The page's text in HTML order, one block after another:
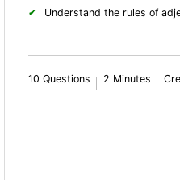
Understand the rules of
10 Questions 2 Minutes